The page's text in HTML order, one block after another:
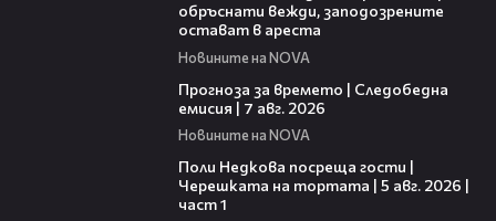
обръснати вежди, заподозрените
остават в ареста
Новините на NOVA
Прогноза за времето | Следобедна
емисия | 7 авг. 2026
Новините на NOVA
Поли Недкова посреща гости |
Черешката на тортата | 5 авг. 2026 |
част 1